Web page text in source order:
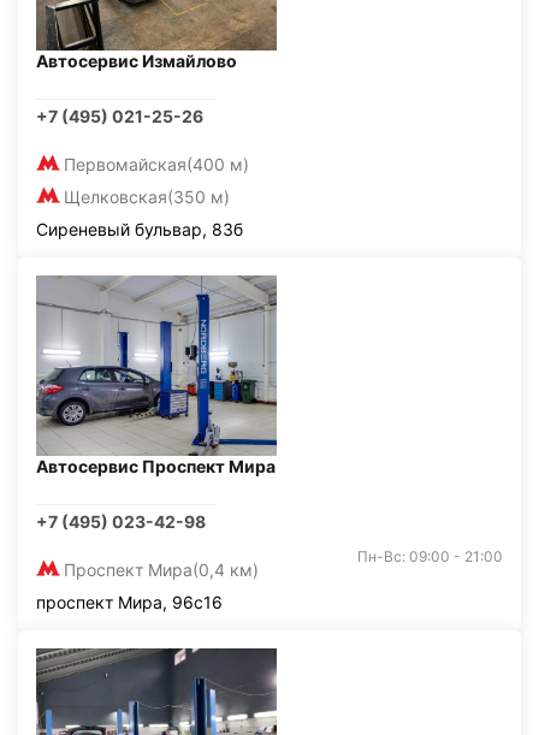
Автосервис Измайлово
+7 (495) 021-25-26
Первомайская(400 м)
Щелковская(350 м)
Сиреневый бульвар, 83б
Автосервис Проспект Мира
+7 (495) 023-42-98
Проспект Мира(0,4 км)
Пн-Вс: 09:00 - 21:00
проспект Мира, 96с16